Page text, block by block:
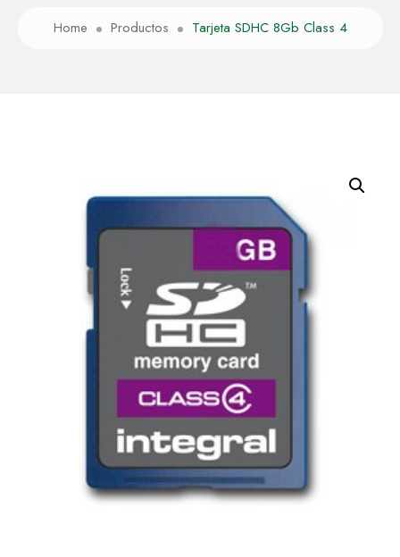
Home Productos Tarjeta SDHC 8Gb Class 4